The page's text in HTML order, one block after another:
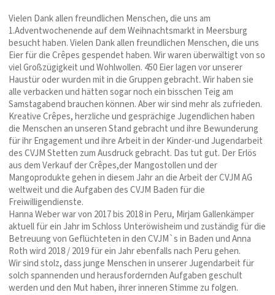
Vielen Dank allen freundlichen Menschen, die uns am
1.Adventwochenende auf dem Weihnachtsmarkt in Meersburg
besucht haben. Vielen Dank allen freundlichen Menschen, die uns
Eier für die Crêpes gespendet haben. Wir waren überwältigt von so
viel Großzügigkeit und Wohlwollen. 450 Eier lagen vor unserer
Haustür oder wurden mit in die Gruppen gebracht. Wir haben sie
alle verbacken und hätten sogar noch ein bisschen Teig am
Samstagabend brauchen können. Aber wir sind mehr als zufrieden.
Kreative Crêpes, herzliche und gesprächige Jugendlichen haben
die Menschen an unseren Stand gebracht und ihre Bewunderung
für ihr Engagement und ihre Arbeit in der Kinder-und Jugendarbeit
des CVJM Stetten zum Ausdruck gebracht. Das tut gut. Der Erlös
aus dem Verkauf der Crêpes,der Mangostollen und der
Mangoprodukte gehen in diesem Jahr an die Arbeit der CVJM AG
weltweit und die Aufgaben des CVJM Baden für die
Freiwilligendienste.
Hanna Weber war von 2017 bis 2018 in Peru, Mirjam Gallenkämper
aktuell für ein Jahr im Schloss Unteröwisheim und zuständig für die
Betreuung von Geflüchteten in den CVJM`s in Baden und Anna
Roth wird 2018 / 2019 für ein Jahr ebenfalls nach Peru gehen.
Wir sind stolz, dass junge Menschen in unserer Jugendarbeit für
solch spannenden und herausfordernden Aufgaben geschult
werden und den Mut haben, ihrer inneren Stimme zu folgen.